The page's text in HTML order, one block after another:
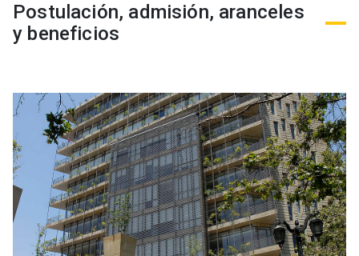
Postulación, admisión, aranceles
y beneficios